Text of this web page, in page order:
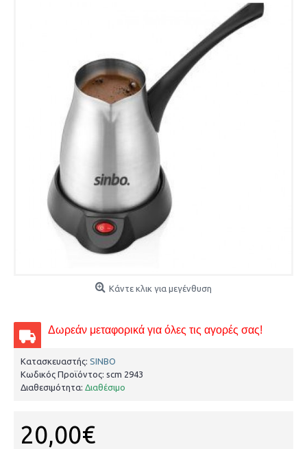
Κάντε κλικ για μεγένθυση
Δωρεάν μεταφορικά για όλες τις αγορές σας!
Κατασκευαστής: SINBO
Κωδικός Προϊόντος: scm 2943
Διαθεσιμότητα: Διαθέσιμο
20,00€